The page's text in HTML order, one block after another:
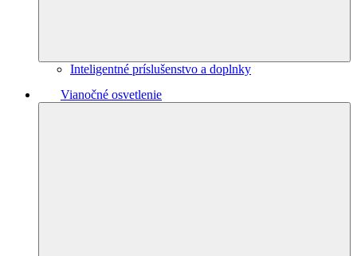
Inteligentné príslušenstvo a doplnky
Vianočné osvetlenie